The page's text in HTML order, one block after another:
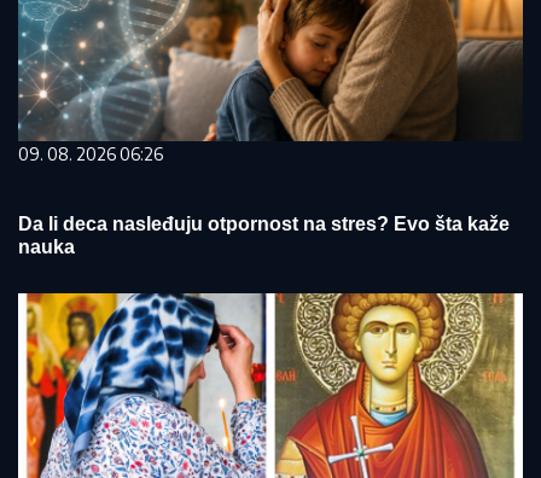
09. 08. 2026 06:26
Da li deca nasleđuju otpornost na stres? Evo šta kaže
nauka